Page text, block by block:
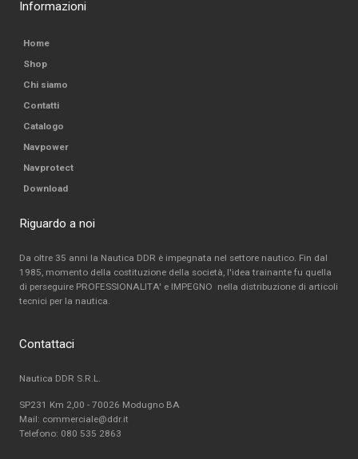
Informazioni
Home
Shop
Chi siamo
Contatti
Catalogo
Navpower
Navprotect
Download
Riguardo a noi
Da oltre 35 anni la Nautica DDR è impegnata nel settore nautico. Fin dal
1985, momento della costituzione della società, l'idea trainante fu quella
di perseguire PROFESSIONALITA' e IMPEGNO nella distribuzione di articoli
tecnici per la nautica.
Contattaci
Nautica DDR S.R.L.
SP231 Km 2,00 - 70026 Modugno BA
Mail: commerciale@ddr.it
Telefono: 080 535 2863